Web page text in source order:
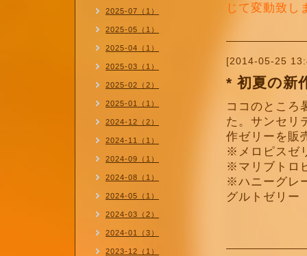
じて変動致し
[2014-05-25
* 初夏の新
ココのところ
た。サンセリ
作ゼリーを販
※メロピスゼ
※マリブトロ
※ハニーグレ
グルトゼリ
2025-07（1）
2025-05（1）
2025-04（1）
2025-03（1）
2025-02（2）
2025-01（1）
2024-12（2）
2024-11（1）
2024-09（1）
2024-08（1）
2024-05（1）
2024-03（2）
2024-01（3）
2023-12（1）